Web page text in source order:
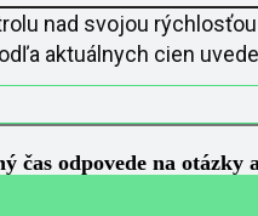
nad svojou
aktuálnych cien
čas odpovede na otázky